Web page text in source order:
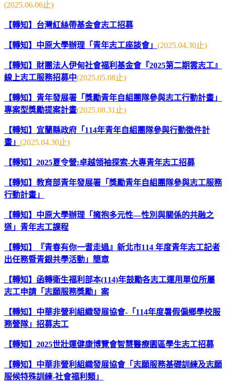
(2025.06.06止)
【轉知】台灣紅絲帶基金會志工招募
【轉知】中原大學辦理「青年志工座談會」 (2025.04.30止)
【轉知】財團法人伊甸社會福利基金會『2025第二期雲志工』
線上志工服務招募中(2025.05.08止)
【轉知】青年發展署「獎勵青年自組團隊參與志工行動計畫」
專案型獎勵提案計畫(2025.08.31止)
【轉知】宜蘭縣政府「114年青年自組團隊參與行動徵件計
畫」 (2025.04.30止)
【轉知】2025夏令營:卓越領袖探索-大專青年志工招募
【轉知】教育部青年發展署「獎勵青年自組團隊參與志工服務
行動計畫」
【轉知】中原大學辦理「擁抱多元性—性別與關係的共融之
道」青年志工課程
【轉知】『青春有你一耆走過』新北市114 年度青年志工記者
出任務暨青銀共學活動」簡章
【轉知】函轉衛生福利部本(114)年鼓勵各志工運用單位所屬
志工申請「志願服務獎勵」案
【轉知】中華非營利組織發展協會-「114年度暑假偏鄉學校服
務營隊」招募志工
【轉知】2025世壯運健康博覽會智慧醫療園區學生志工招募
【轉知】中華非營利組織發展協會「志願服務基礎訓練及志願
服候特殊訓練-社會福利類」